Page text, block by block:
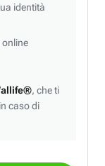
identità
online
, che ti
caso di